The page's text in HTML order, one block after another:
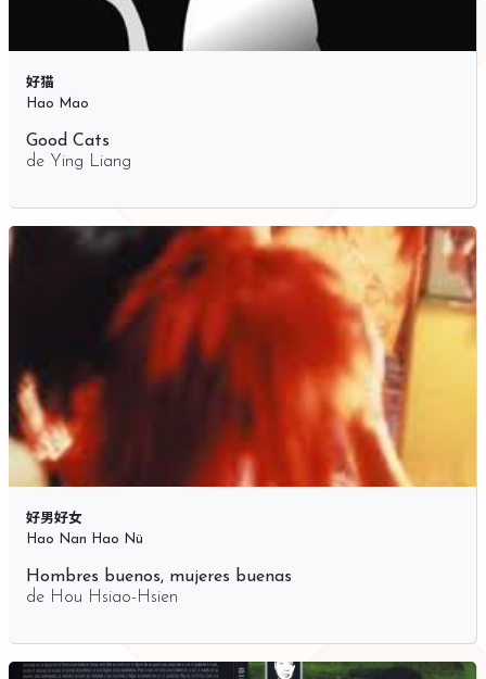
好猫
Hao Mao
Good Cats
de Ying Liang
好男好女
Hao Nan Hao Nü
Hombres buenos, mujeres buenas
de Hou Hsiao-Hsien